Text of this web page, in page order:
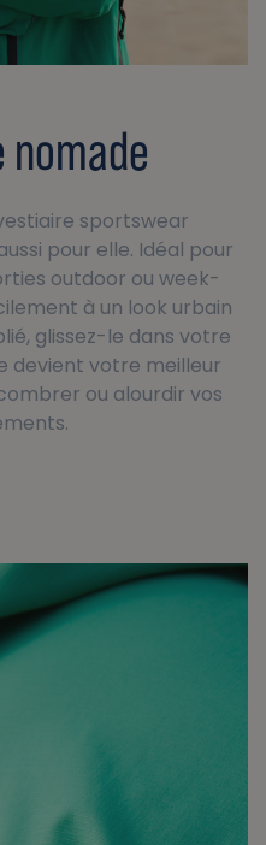
nomade
sportswear
pour elle. Idéal pour
outdoor ou week-
à un look urbain
glissez-le dans votre
devient votre meilleur
ou alourdir vos